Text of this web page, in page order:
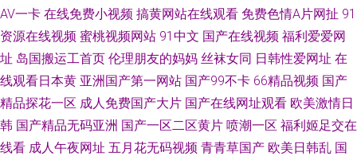
AV一卡 在线免费小视频 搞黄网站在线观看 免费色情A片网扯 91
资源在线视频 蜜桃视频网站 91中文 国产在线视频 福利爱爱网
址 岛国搬运工首页 伦理朋友的妈妈 丝袜女同 日韩性爱网址 在
线观看日本黄 亚洲国产第一网站 国产99不卡 66精品视频 国产
精品探花一区 成人免费国产大片 国产在线网址观看 欧美激情日
韩 国产精品无码亚洲 国产一区二区黄片 喷潮一区 福利姬足交在
线看 成人午夜网址 五月花无码视频 青青草国产 欧美日韩乱 国